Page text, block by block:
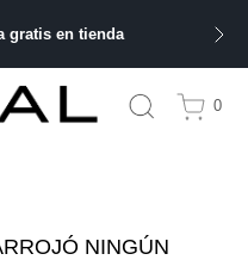
gratis en tienda
0
NINGÚN